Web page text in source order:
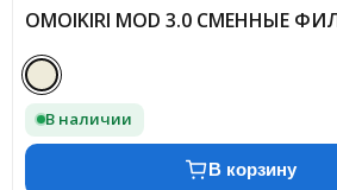
OMOIKIRI MOD 3.0 СМЕННЫЕ
В наличии
В корзину